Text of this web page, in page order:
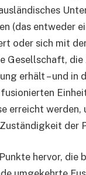
(das entweder
oder sich mit
Gesellschaft,
erhält – und in
erreicht
der
hervor,